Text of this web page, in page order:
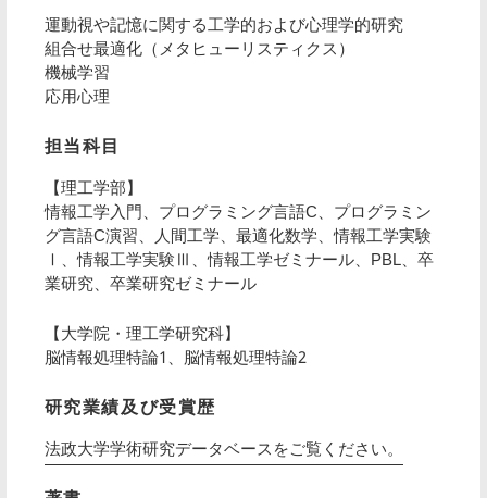
運動視や記憶に関する工学的および心理学的研究
組合せ最適化（メタヒューリスティクス）
機械学習
応用心理
担当科目
【理工学部】
情報工学入門、プログラミング言語C、プログラミン
グ言語C演習、人間工学、最適化数学、情報工学実験
Ⅰ、情報工学実験Ⅲ、情報工学ゼミナール、PBL、卒
業研究、卒業研究ゼミナール
【大学院・理工学研究科】
脳情報処理特論1、脳情報処理特論2
研究業績及び受賞歴
法政大学学術研究データベースをご覧ください。